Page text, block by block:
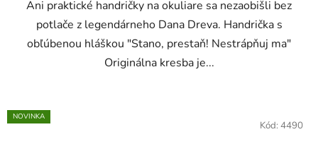
Ani praktické handričky na okuliare sa nezaobišli bez
potlače z legendárneho Dana Dreva. Handrička s
obľúbenou hláškou "Stano, prestaň! Nestrápňuj ma"
Originálna kresba je...
NOVINKA
Kód: 4490